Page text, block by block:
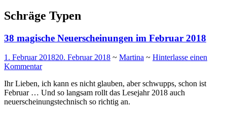
Schräge Typen
38 magische Neuerscheinungen im Februar 2018
1. Februar 201820. Februar 2018 ~ Martina ~ Hinterlasse einen
Kommentar
Ihr Lieben, ich kann es nicht glauben, aber schwupps, schon ist
Februar … Und so langsam rollt das Lesejahr 2018 auch
neuerscheinungstechnisch so richtig an.